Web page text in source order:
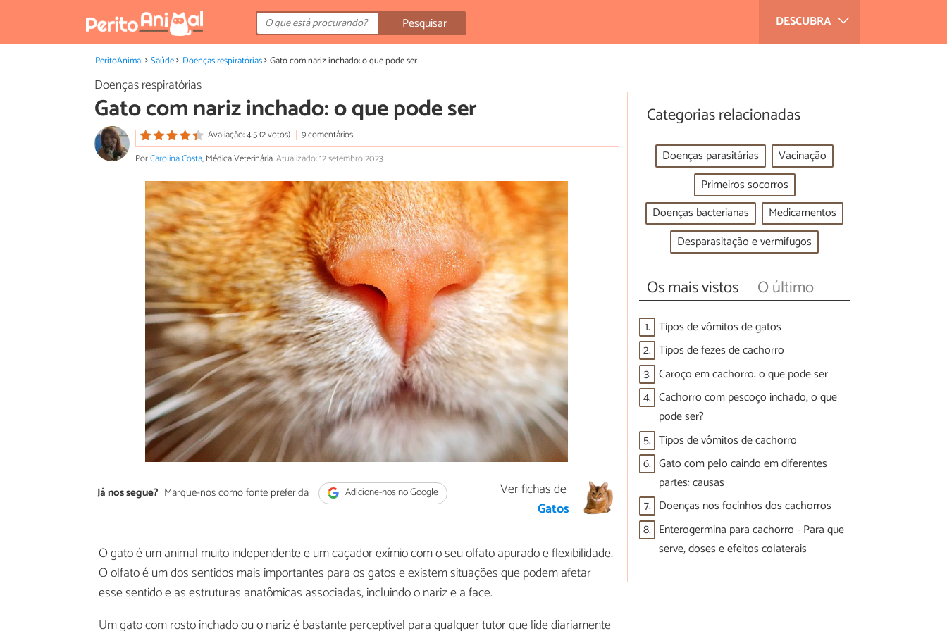
DESCUBRA
Pesquisar
PeritoAnimal Saúde Doenças respiratórias Gato com nariz inchado: o que pode ser
Doenças respiratórias
Gato com nariz inchado: o que pode ser
Avaliação: 4.5 (2 votos)
9 comentários
PorCarolina Costa, Médica Veterinária.Atualizado: 12 setembro 2023
Já nos segue? Marque-nos como fonte preferida Adicione-nos no Google
Ver fichas de
Gatos
O gato é um animal muito independente e um caçador exímio com o seu olfato apurado e flexibilidade.
O olfato é um dos sentidos mais importantes para os gatos e existem situações que podem afetar
esse sentido e as estruturas anatômicas associadas, incluindo o nariz e a face.
Um gato com rosto inchado ou o nariz é bastante perceptível para qualquer tutor que lide diariamente
Categorias relacionadas
Doenças parasitárias
Vacinação
Primeiros socorros
Doenças bacterianas
Medicamentos
Desparasitação e vermífugos
Os mais vistos O último
1. Tipos de vômitos de gatos
2. Tipos de fezes de cachorro
3. Caroço em cachorro: o que pode ser
4. Cachorro com pescoço inchado, o que
pode ser?
5. Tipos de vômitos de cachorro
6. Gato com pelo caindo em diferentes
partes: causas
7. Doenças nos focinhos dos cachorros
8. Enterogermina para cachorro - Para que
serve, doses e efeitos colaterais